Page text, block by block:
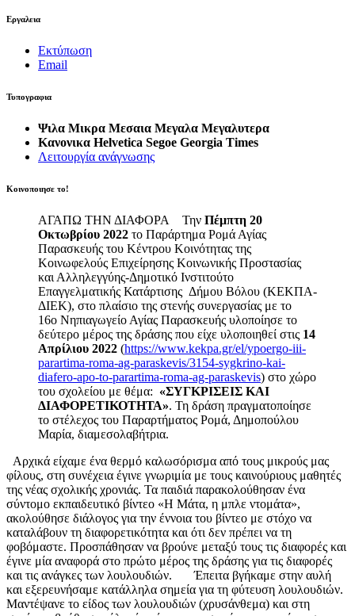
Εργαλεια
Εκτύπωση
Email
Τυπογραφια
Ψιλα Μικρα Μεσαια Μεγαλα Μεγαλυτερα
Κανονικα Helvetica Segoe Georgia Times
Λειτουργία ανάγνωσης
Κοινοποιησε το!
ΑΓΑΠΩ ΤΗΝ ΔΙΑΦΟΡΑ Την Πέμπτη 20
Οκτωβρίου 2022 το Παράρτημα Ρομά Αγίας
Παρασκευής του Κέντρου Κοινότητας της
Κοινωφελούς Επιχείρησης Κοινωνικής Προστασίας
και Αλληλεγγύης-Δημοτικό Ινστιτούτο
Επαγγελματικής Κατάρτισης Δήμου Βόλου (ΚΕΚΠΑ-
ΔΙΕΚ), στο πλαίσιο της στενής συνεργασίας με το
16ο Νηπιαγωγείο Αγίας Παρασκευής υλοποίησε το
δεύτερο μέρος της δράσης που είχε υλοποιηθεί στις 14
Απρίλιου 2022 (https://www.kekpa.gr/el/ypoergo-iii-
parartima-roma-ag-paraskevis/3154-sygkrino-kai-
diafero-apo-to-parartima-roma-ag-paraskevis) στο χώρο
του σχολείου με θέμα: «ΣΥΓΚΡΙΣΕΙΣ ΚΑΙ
ΔΙΑΦΟΡΕΤΙΚΟΤΗΤΑ». Τη δράση πραγματοποίησε
το στέλεχος του Παραρτήματος Ρομά, Δημοπούλου
Μαρία, διαμεσολαβήτρια.
Αρχικά είχαμε ένα θερμό καλωσόρισμα από τους μικρούς μας
φίλους, στη συνέχεια έγινε γνωριμία με τους καινούριους μαθητές
της νέας σχολικής χρονιάς. Τα παιδιά παρακολούθησαν ένα
σύντομο εκπαιδευτικό βίντεο «Η Μάτα, η μπλε ντομάτα»,
ακολούθησε διάλογος για την έννοια του βίντεο με στόχο να
καταλάβουν τη διαφορετικότητα και ότι δεν πρέπει να τη
φοβόμαστε. Προσπάθησαν να βρούνε μεταξύ τους τις διαφορές και
έγινε μία αναφορά στο πρώτο μέρος της δράσης για τις διαφορές
και τις ανάγκες των λουλουδιών. Έπειτα βγήκαμε στην αυλή
και εξερευνήσαμε κατάλληλα σημεία για τη φύτευση λουλουδιών.
Μαντέψανε το είδος των λουλουδιών (χρυσάνθεμα) και στη